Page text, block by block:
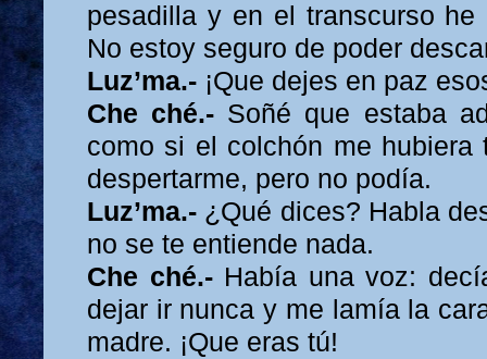
pesadilla y en el transcurso he
No estoy seguro de poder
Luz’ma.- ¡Que dejes en paz
Che ché.- Soñé que estaba
como si el colchón me hubiera
despertarme, pero no podía.
Luz’ma.- ¿Qué dices? Habla
no se te entiende nada.
Che ché.- Había una voz:
dejar ir nunca y me lamía la
madre. ¡Que eras tú!